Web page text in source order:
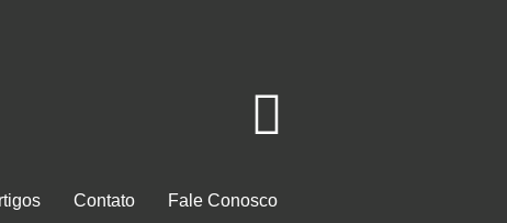
Contato Fale Conosco